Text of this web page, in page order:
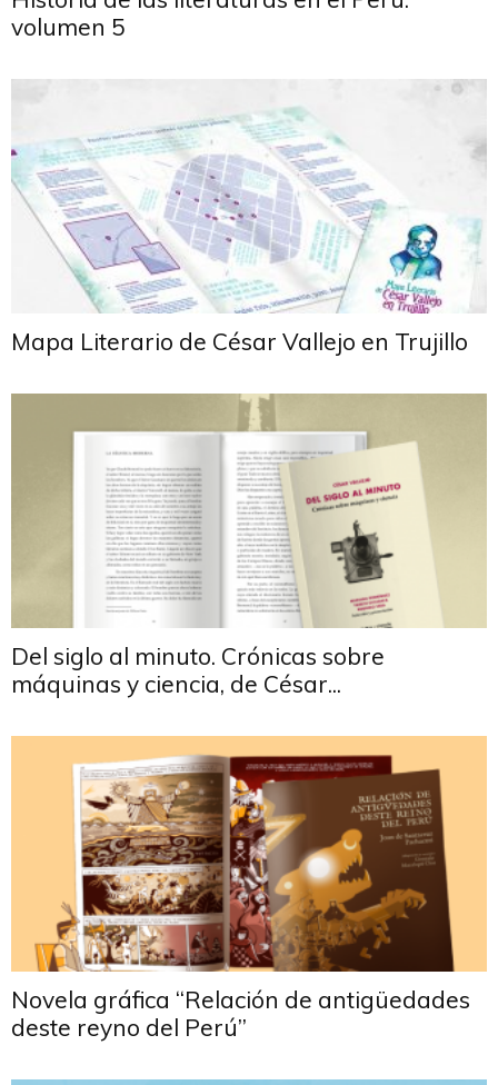
volumen 5
Mapa Literario de César Vallejo en Trujillo
Del siglo al minuto. Crónicas sobre
máquinas y ciencia, de César...
Novela gráfica “Relación de antigüedades
deste reyno del Perú”